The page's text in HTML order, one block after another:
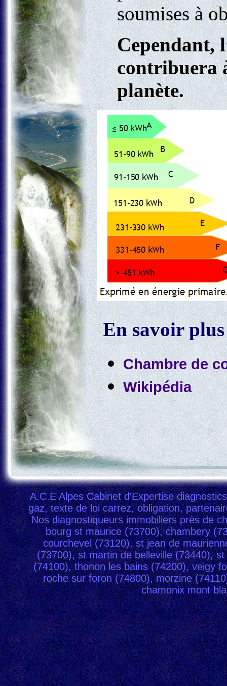
soumises à
Cependant,
contribuera
planète.
En savoir
Chambre de
Wikipédia
A.C.E Alpes Cabinet d'Expertise
gaz,texte de loi carrez,obligation,
Nos diagnostiqueurs immobiliers près de
bourg st maurice (73700), chambery
courchevel (73120), st jean de
(73700), st martin de belleville (73440),
(74100), thonon les bains (74200), veigy
roche sur foron (74800), morzine
chamonix mont